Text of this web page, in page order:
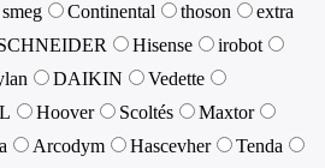
smeg Continental thoson
extra
Hisense
irobot
DAIKIN
Vedette
Hoover Scoltés
Maxtor
Arcodym Hascevher
Tenda